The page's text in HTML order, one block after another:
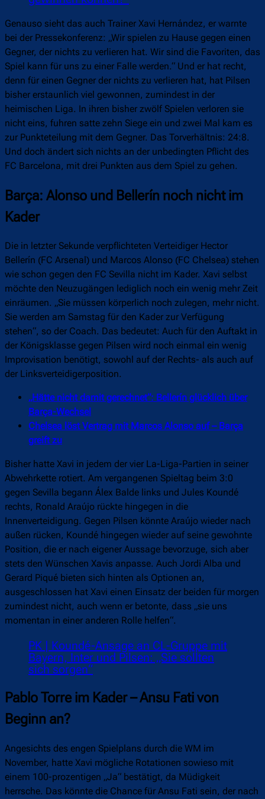
Genauso sieht das auch Trainer Xavi Hernández, er warnte
bei der Pressekonferenz: „Wir spielen zu Hause gegen einen
Gegner, der nichts zu verlieren hat. Wir sind die Favoriten, das
Spiel kann für uns zu einer Falle werden.“ Und er hat recht,
denn für einen Gegner der nichts zu verlieren hat, hat Pilsen
bisher erstaunlich viel gewonnen, zumindest in der
heimischen Liga. In ihren bisher zwölf Spielen verloren sie
nicht eins, fuhren satte zehn Siege ein und zwei Mal kam es
zur Punkteteilung mit dem Gegner. Das Torverhältnis: 24:8.
Und doch ändert sich nichts an der unbedingten Pflicht des
FC Barcelona, mit drei Punkten aus dem Spiel zu gehen.
Barça: Alonso und Bellerín noch nicht im
Kader
Die in letzter Sekunde verpflichteten Verteidiger Hector
Bellerín (FC Arsenal) und Marcos Alonso (FC Chelsea) stehen
wie schon gegen den FC Sevilla nicht im Kader. Xavi selbst
möchte den Neuzugängen lediglich noch ein wenig mehr Zeit
einräumen. „Sie müssen körperlich noch zulegen, mehr nicht.
Sie werden am Samstag für den Kader zur Verfügung
stehen“, so der Coach. Das bedeutet: Auch für den Auftakt in
der Königsklasse gegen Pilsen wird noch einmal ein wenig
Improvisation benötigt, sowohl auf der Rechts- als auch auf
der Linksverteidigerposition.
„Hätte nicht damit gerechnet“: Bellerín glücklich über
Barça-Wechsel
Chelsea löst Vertrag mit Marcos Alonso auf – Barça
greift zu
Bisher hatte Xavi in jedem der vier La-Liga-Partien in seiner
Abwehrkette rotiert. Am vergangenen Spieltag beim 3:0
gegen Sevilla begann Álex Balde links und Jules Koundé
rechts, Ronald Araújo rückte hingegen in die
Innenverteidigung. Gegen Pilsen könnte Araújo wieder nach
außen rücken, Koundé hingegen wieder auf seine gewohnte
Position, die er nach eigener Aussage bevorzuge, sich aber
stets den Wünschen Xavis anpasse. Auch Jordi Alba und
Gerard Piqué bieten sich hinten als Optionen an,
ausgeschlossen hat Xavi einen Einsatz der beiden für morgen
zumindest nicht, auch wenn er betonte, dass „sie uns
momentan in einer anderen Rolle helfen“.
PK | Koundé-Ansage an CL-Gruppe mit
Bayern, Inter und Pilsen: „Sie sollten
sich sorgen“
Pablo Torre im Kader – Ansu Fati von
Beginn an?
Angesichts des engen Spielplans durch die WM im
November, hatte Xavi mögliche Rotationen sowieso mit
einem 100-prozentigen „Ja“ bestätigt, da Müdigkeit
herrsche. Das könnte die Chance für Ansu Fati sein, der nach